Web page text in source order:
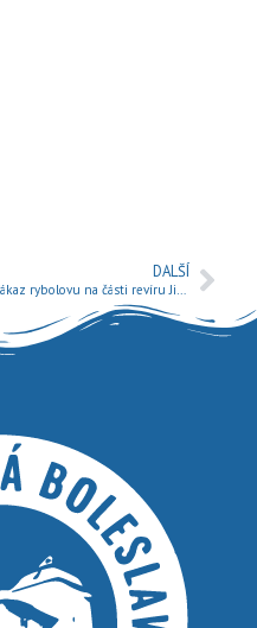
DALŠÍ
Zákaz rybolovu na části revíru Jizery 4 č. 411 027